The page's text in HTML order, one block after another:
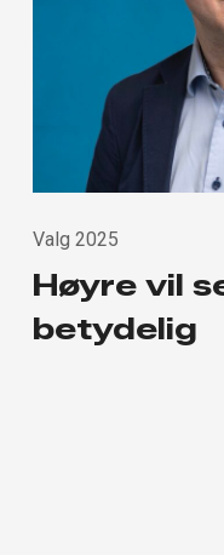
Valg 2025
Høyre vil
betydelig